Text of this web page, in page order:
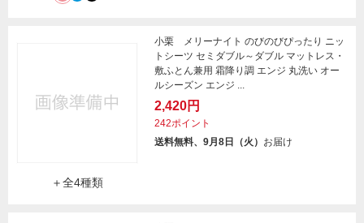
＋全4種類
小栗 メリーナイト のびのびぴったり ニッ
トシーツ セミダブル～ダブル マットレス・
敷ふとん兼用 霜降り調 エンジ 丸洗い オー
ルシーズン エンジ ...
2,420円
242ポイント
送料無料、9月8日（火） お届け